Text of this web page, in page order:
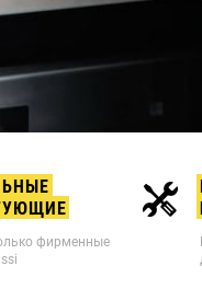
фирменные